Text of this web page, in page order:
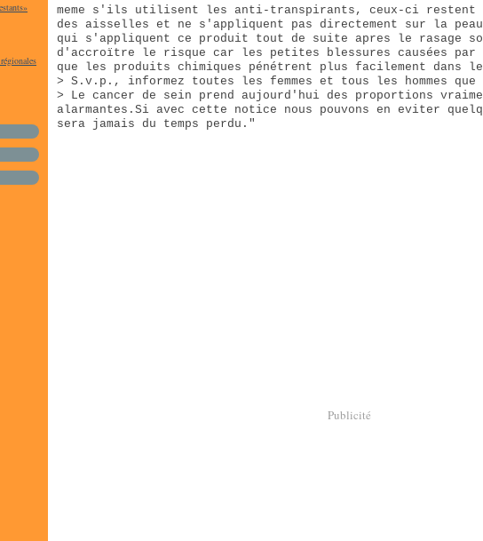
meme s'ils utilisent les anti-transpirants, ceux-ci restent
des aisselles et ne s'appliquent pas directement sur la
qui s'appliquent ce produit tout de suite apres le rasage
d'accroïtre le risque car les petites blessures causées par
que les produits chimiques pénétrent plus facilement dans
> S.v.p., informez toutes les femmes et tous les hommes que
> Le cancer de sein prend aujourd'hui des proportions
alarmantes.Si avec cette notice nous pouvons en eviter
sera jamais du temps perdu."
Publicité